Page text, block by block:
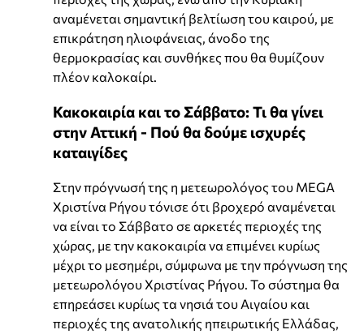
αναμένεται σημαντική βελτίωση του καιρού, με
επικράτηση ηλιοφάνειας, άνοδο της
θερμοκρασίας και συνθήκες που θα θυμίζουν
πλέον καλοκαίρι.
Κακοκαιρία και το Σάββατο: Τι θα γίνει
στην Αττική - Πού θα δούμε ισχυρές
καταιγίδες
Στην πρόγνωσή της η μετεωρολόγος του MEGA
Χριστίνα Ρήγου τόνισε ότι βροχερό αναμένεται
να είναι το Σάββατο σε αρκετές περιοχές της
χώρας, με την κακοκαιρία να επιμένει κυρίως
μέχρι το μεσημέρι, σύμφωνα με την πρόγνωση της
μετεωρολόγου Χριστίνας Ρήγου. Το σύστημα θα
επηρεάσει κυρίως τα νησιά του Αιγαίου και
περιοχές της ανατολικής ηπειρωτικής Ελλάδας,